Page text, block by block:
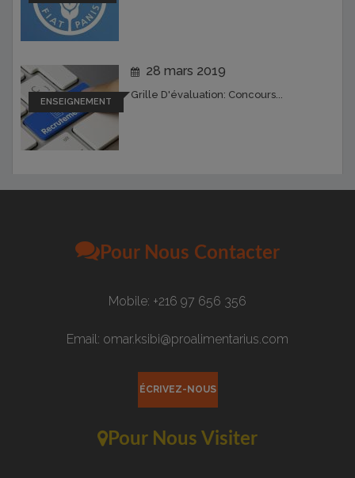
ENSEIGNEMENT
28 mars 2019
Grille D'évaluation: Concours...
Pour Nous Contacter
Mobile: +216 97 656 356
Email: omar.ksibi@proalimentarius.com
ÉCRIVEZ-NOUS
Pour Nous Visiter